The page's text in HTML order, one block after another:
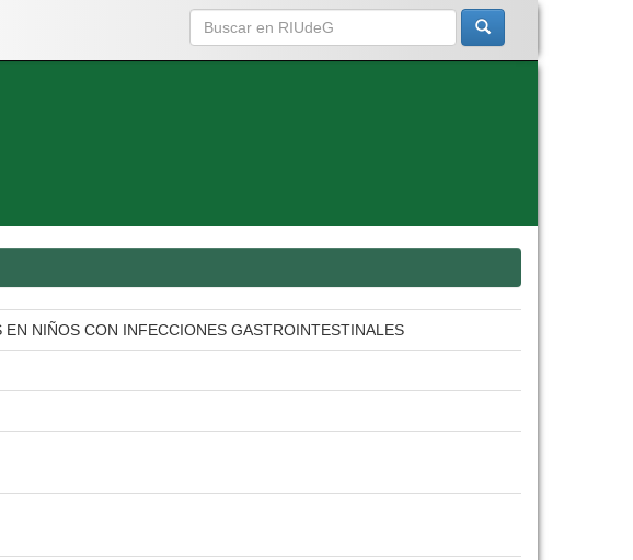
NIÑOS CON INFECCIONES GASTROINTESTINALES